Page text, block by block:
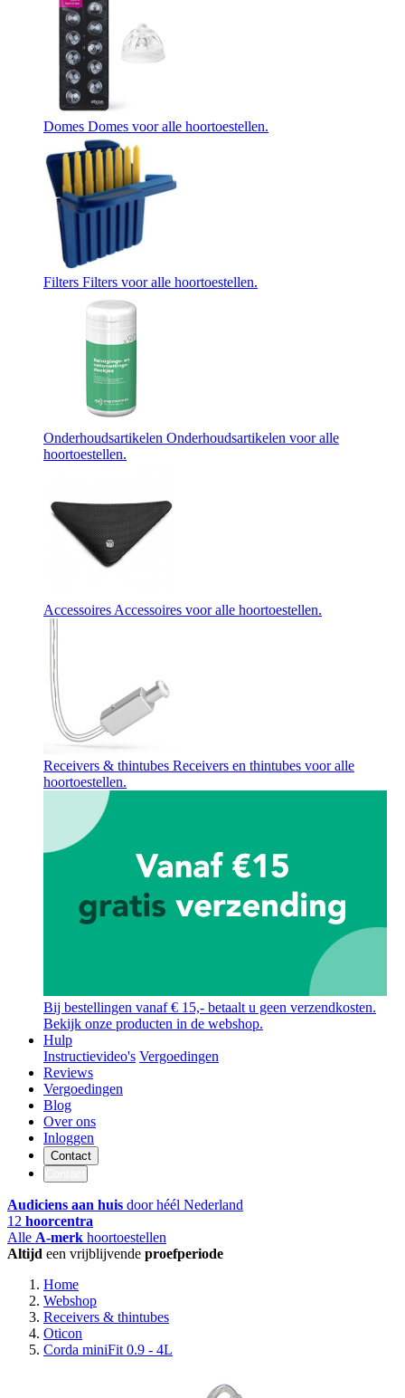
Domes Domes voor alle hoortoestellen.
Filters Filters voor alle hoortoestellen.
Onderhoudsartikelen Onderhoudsartikelen voor alle
hoortoestellen.
AccessoiresAccessoires voor alle hoortoestellen.
Receivers & thintubes Receivers en thintubes voor alle
hoortoestellen.
Bij bestellingen vanaf € 15,- betaalt u geen verzendkosten.
Bekijk onze producten in de webshop.
Hulp
Instructievideo's Vergoedingen
Reviews
Vergoedingen
Blog
Over ons
Inloggen
Contact
Audiciens aan huis door héél Nederland
12 hoorcentra
Alle A-merk hoortoestellen
Altijd een vrijblijvende proefperiode
Home
Webshop
Receivers & thintubes
Oticon
Corda miniFit 0.9 - 4L